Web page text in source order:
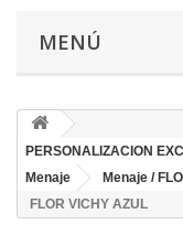
MENÚ
PERSONALIZACION
Menaje
Menaje /
FLOR VICHY AZUL